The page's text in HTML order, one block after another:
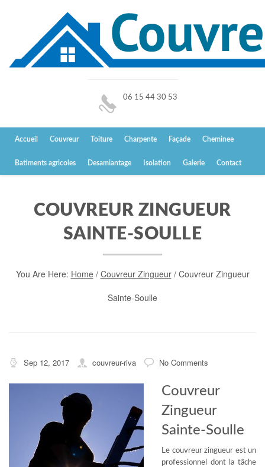
06 15 44 30 53
Accueil Couvreur Toiture Charpente Façade Cheminee
Batiments agricoles Desamiantage Isolation Galerie Contact
COUVREUR ZINGUEUR
SAINTE-SOULLE
You Are Here: Home/ Couvreur Zingueur/ Couvreur Zingueur
Sainte-Soulle
Sep 12, 2017 couvreur-riva No Comments
Couvreur
Zingueur
Sainte-Soulle
Le couvreur zingueur est un
professionnel dont la tâche